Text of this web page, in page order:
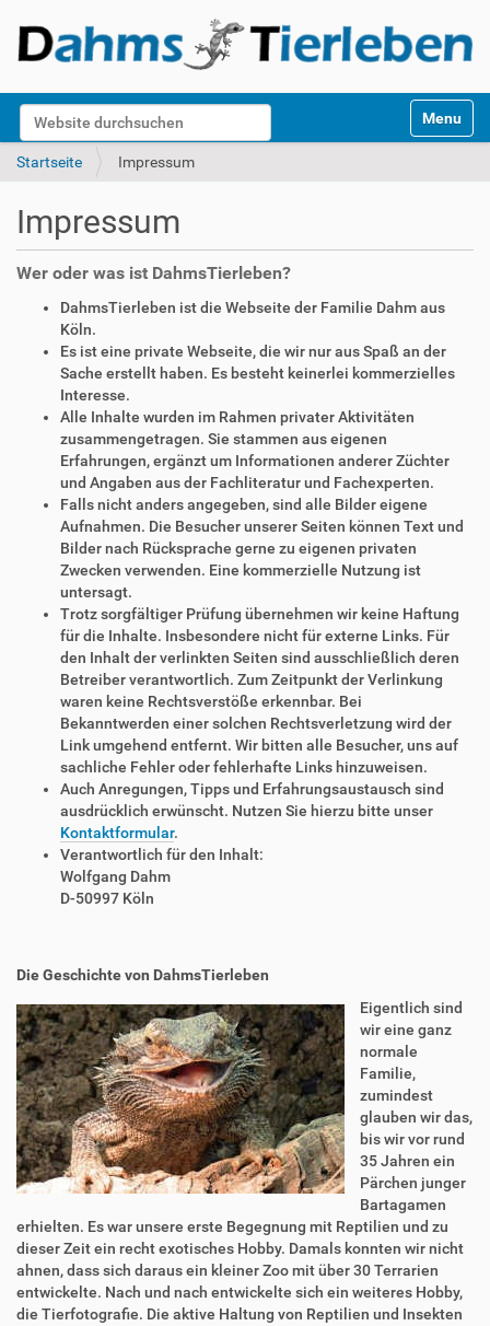
Website durchsuchen
k
Toggle
Startseite Impressum
Impressum
Wer oder was ist DahmsTierleben?
DahmsTierleben ist die Webseite der Familie Dahm aus
Köln.
Es ist eine private Webseite, die wir nur aus Spaß an der
Sache erstellt haben. Es besteht keinerlei kommerzielles
Interesse.
Alle Inhalte wurden im Rahmen privater Aktivitäten
zusammengetragen. Sie stammen aus eigenen
Erfahrungen, ergänzt um Informationen anderer Züchter
und Angaben aus der Fachliteratur und Fachexperten.
Falls nicht anders angegeben, sind alle Bilder eigene
Aufnahmen. Die Besucher unserer Seiten können Text und
Bilder nach Rücksprache gerne zu eigenen privaten
Zwecken verwenden. Eine kommerzielle Nutzung ist
untersagt.
Trotz sorgfältiger Prüfung übernehmen wir keine Haftung
für die Inhalte. Insbesondere nicht für externe Links. Für
den Inhalt der verlinkten Seiten sind ausschließlich deren
Betreiber verantwortlich. Zum Zeitpunkt der Verlinkung
waren keine Rechtsverstöße erkennbar. Bei
Bekanntwerden einer solchen Rechtsverletzung wird der
Link umgehend entfernt. Wir bitten alle Besucher, uns auf
sachliche Fehler oder fehlerhafte Links hinzuweisen.
Auch Anregungen, Tipps und Erfahrungsaustausch sind
ausdrücklich erwünscht. Nutzen Sie hierzu bitte unser
Kontaktformular.
Verantwortlich für den Inhalt:
Wolfgang Dahm
D-50997 Köln
Die Geschichte von DahmsTierleben
Eigentlich sind
wir eine ganz
normale
Familie,
zumindest
glauben wir das,
bis wir vor rund
35 Jahren ein
Pärchen junger
Bartagamen
erhielten. Es war unsere erste Begegnung mit Reptilien und zu
dieser Zeit ein recht exotisches Hobby. Damals konnten wir nicht
ahnen, dass sich daraus ein kleiner Zoo mit über 30 Terrarien
entwickelte. Nach und nach entwickelte sich ein weiteres Hobby,
die Tierfotografie. Die aktive Haltung von Reptilien und Insekten